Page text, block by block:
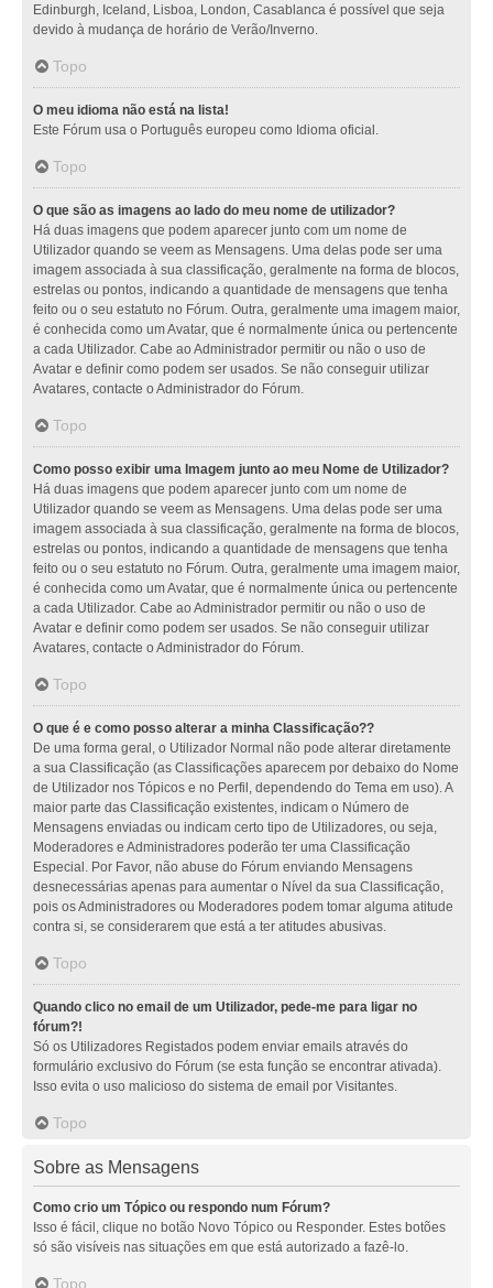
Edinburgh, Iceland, Lisboa, London, Casablanca é possível que seja
devido à mudança de horário de Verão/Inverno.
Topo
O meu idioma não está na lista!
Este Fórum usa o Português europeu como Idioma oficial.
Topo
O que são as imagens ao lado do meu nome de utilizador?
Há duas imagens que podem aparecer junto com um nome de
Utilizador quando se veem as Mensagens. Uma delas pode ser uma
imagem associada à sua classificação, geralmente na forma de blocos,
estrelas ou pontos, indicando a quantidade de mensagens que tenha
feito ou o seu estatuto no Fórum. Outra, geralmente uma imagem maior,
é conhecida como um Avatar, que é normalmente única ou pertencente
a cada Utilizador. Cabe ao Administrador permitir ou não o uso de
Avatar e definir como podem ser usados. Se não conseguir utilizar
Avatares, contacte o Administrador do Fórum.
Topo
Como posso exibir uma Imagem junto ao meu Nome de Utilizador?
Há duas imagens que podem aparecer junto com um nome de
Utilizador quando se veem as Mensagens. Uma delas pode ser uma
imagem associada à sua classificação, geralmente na forma de blocos,
estrelas ou pontos, indicando a quantidade de mensagens que tenha
feito ou o seu estatuto no Fórum. Outra, geralmente uma imagem maior,
é conhecida como um Avatar, que é normalmente única ou pertencente
a cada Utilizador. Cabe ao Administrador permitir ou não o uso de
Avatar e definir como podem ser usados. Se não conseguir utilizar
Avatares, contacte o Administrador do Fórum.
Topo
O que é e como posso alterar a minha Classificação??
De uma forma geral, o Utilizador Normal não pode alterar diretamente
a sua Classificação (as Classificações aparecem por debaixo do Nome
de Utilizador nos Tópicos e no Perfil, dependendo do Tema em uso). A
maior parte das Classificação existentes, indicam o Número de
Mensagens enviadas ou indicam certo tipo de Utilizadores, ou seja,
Moderadores e Administradores poderão ter uma Classificação
Especial. Por Favor, não abuse do Fórum enviando Mensagens
desnecessárias apenas para aumentar o Nível da sua Classificação,
pois os Administradores ou Moderadores podem tomar alguma atitude
contra si, se considerarem que está a ter atitudes abusivas.
Topo
Quando clico no email de um Utilizador, pede-me para ligar no
fórum?!
Só os Utilizadores Registados podem enviar emails através do
formulário exclusivo do Fórum (se esta função se encontrar ativada).
Isso evita o uso malicioso do sistema de email por Visitantes.
Topo
Sobre as Mensagens
Como crio um Tópico ou respondo num Fórum?
Isso é fácil, clique no botão Novo Tópico ou Responder. Estes botões
só são visíveis nas situações em que está autorizado a fazê-lo.
Topo